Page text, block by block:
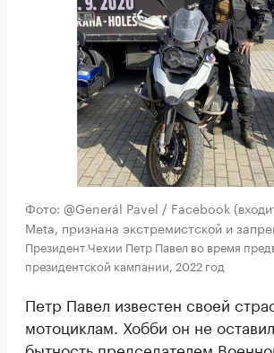
Фото: @Generál Pavel / Facebook
Meta, признана экстремистской и
Президент Чехии Петр Павел во время
президентской кампании, 2022 год
Петр Павел известен своей
мотоциклам. Хобби он не
бытность председателем